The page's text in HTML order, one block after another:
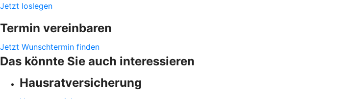
Jetzt loslegen
Termin vereinbaren
Jetzt Wunschtermin finden
Das könnte Sie auch interessieren
Hausratversicherung